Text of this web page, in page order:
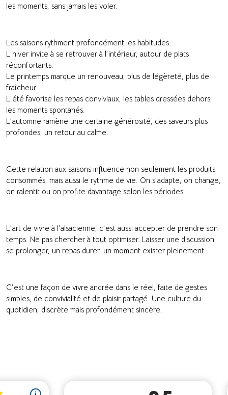
les moments, sans jamais les voler.
Les saisons rythment profondément les habitudes.
L’hiver invite à se retrouver à l’intérieur, autour de plats
réconfortants.
Le printemps marque un renouveau, plus de légèreté, plus de
fraîcheur.
L’été favorise les repas conviviaux, les tables dressées dehors,
les moments spontanés.
L’automne ramène une certaine générosité, des saveurs plus
profondes, un retour au calme.
Cette relation aux saisons influence non seulement les produits
consommés, mais aussi le rythme de vie. On s’adapte, on change,
on ralentit ou on profite davantage selon les périodes.
L’art de vivre à l’alsacienne, c’est aussi accepter de prendre son
temps. Ne pas chercher à tout optimiser. Laisser une discussion
se prolonger, un repas durer, un moment exister pleinement.
C’est une façon de vivre ancrée dans le réel, faite de gestes
simples, de convivialité et de plaisir partagé. Une culture du
quotidien, discrète mais profondément sincère.